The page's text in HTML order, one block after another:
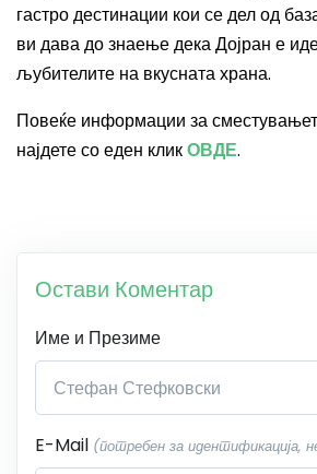
гастро дестинации кои се дел од
ви дава до знаење дека Дојран е
љубителите на вкусната храна.
Повеќе информации за
најдете со еден кликОВДЕ.
Остави Коментар
Име и Презиме
E-Mail (потребен за идентификација,